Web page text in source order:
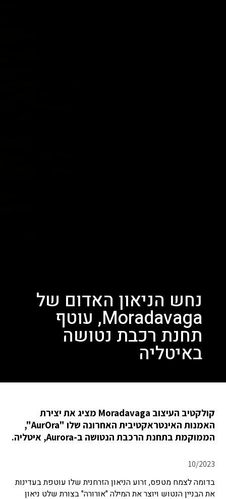
נחש הניאון האדום של
Moradavaga, עוטף
תחנת רכבת נטושה
באיטליה
קולקטיב העיצוב Moradavaga מציג את יצירת
האמנות האינטראקטיבית האחרונה שלו "AurOra",
הממוקמת בתחנת הרכבת הנטושה ב-Aurora, איטליה.
10/2023
בדומה לצמח מטפס, זרוע הניאון הזרחנית שלו עוטפת בעדינות
את הבניין הנטוש ויוצר את המילה "אורורה" בצורת שלט ניאון